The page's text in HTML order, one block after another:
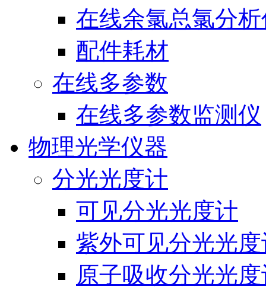
在线余氯总氯分
配件耗材
在线多参数
在线多参数监测仪
物理光学仪器
分光光度计
可见分光光度计
紫外可见分光光
原子吸收分光光